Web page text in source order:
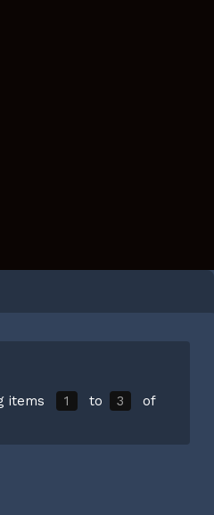
items 1 to 3
of